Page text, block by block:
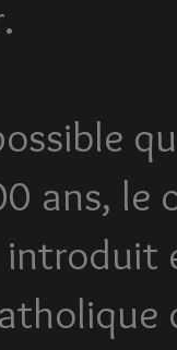
ans, le
introduit